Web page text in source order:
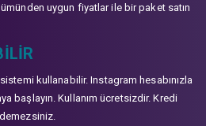
uygun fiyatlar ile bir paket satın
kullanabilir. Instagram hesabınızla
başlayın. Kullanım ücretsizdir. Kredi